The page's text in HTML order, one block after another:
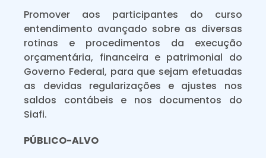
Promover aos participantes do curso
entendimento avançado sobre as diversas
rotinas e procedimentos da execução
orçamentária, financeira e patrimonial do
Governo Federal, para que sejam efetuadas
as devidas regularizações e ajustes nos
saldos contábeis e nos documentos do
Siafi.
PÚBLICO-ALVO